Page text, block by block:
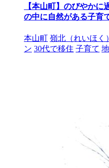
【本山町】のびやか
の中に自然がある子育
本山町 嶺北（れいほく
ン 30代で移住 子育て